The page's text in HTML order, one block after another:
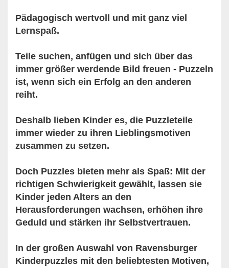
Pädagogisch wertvoll und mit ganz viel
Lernspaß.
Teile suchen, anfügen und sich über das
immer größer werdende Bild freuen - Puzzeln
ist, wenn sich ein Erfolg an den anderen
reiht.
Deshalb lieben Kinder es, die Puzzleteile
immer wieder zu ihren Lieblingsmotiven
zusammen zu setzen.
Doch Puzzles bieten mehr als Spaß: Mit der
richtigen Schwierigkeit gewählt, lassen sie
Kinder jeden Alters an den
Herausforderungen wachsen, erhöhen ihre
Geduld und stärken ihr Selbstvertrauen.
In der großen Auswahl von Ravensburger
Kinderpuzzles mit den beliebtesten Motiven,